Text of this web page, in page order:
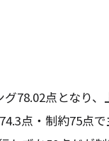
78.02点となり
点・制約75点